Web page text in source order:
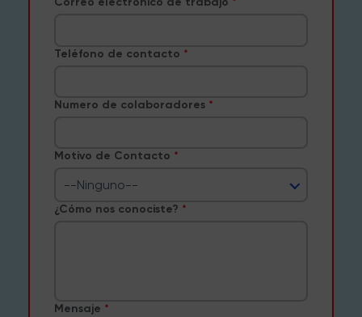
Teléfono de contacto
Numero de colaboradores
Motivo de Contacto
--Ninguno--
¿Cómo nos conociste?
Mensaje